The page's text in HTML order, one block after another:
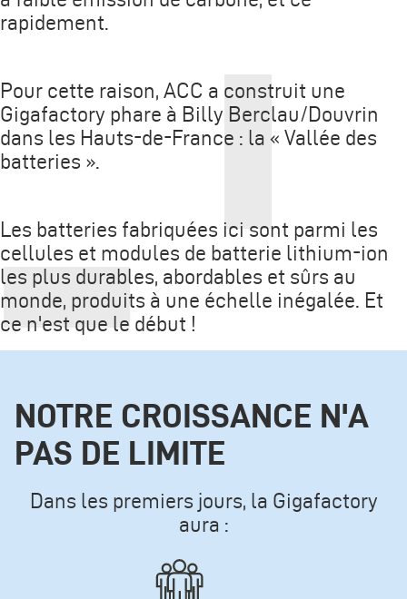
rapidement.
Pour cette raison, ACC a construit une
Gigafactory phare à Billy Berclau/Douvrin
dans les Hauts-de-France : la « Vallée des
batteries ».
Les batteries fabriquées ici sont parmi les
cellules et modules de batterie lithium-ion
les plus durables, abordables et sûrs au
monde, produits à une échelle inégalée. Et
ce n'est que le début !
NOTRE CROISSANCE N'A
PAS DE LIMITE
Dans les premiers jours, la Gigafactory
aura :
Icone